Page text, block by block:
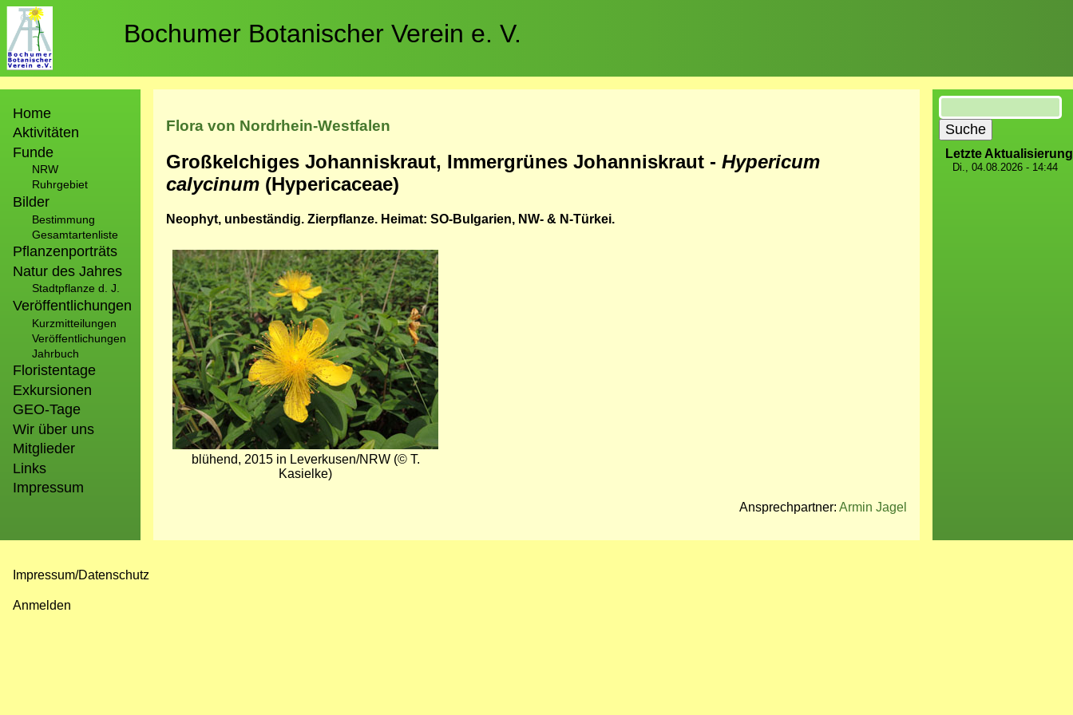
Direkt
zum
Inhalt
Bochumer Botanischer Verein e. V.
Home
Aktivitäten
Funde
NRW
Ruhrgebiet
Bilder
Bestimmung
Gesamtartenliste
Pflanzenporträts
Natur des Jahres
Stadtpflanze d. J.
Veröffentlichungen
Kurzmitteilungen
Veröffentlichungen
Jahrbuch
Floristentage
Exkursionen
GEO-Tage
Wir über uns
Mitglieder
Links
Impressum
Flora von Nordrhein-Westfalen
Großkelchiges Johanniskraut, Immergrünes Johanniskraut - Hypericum
calycinum (Hypericaceae)
Neophyt, unbeständig. Zierpflanze. Heimat: SO-Bulgarien, NW- & N-Türkei.
Bild
blühend, 2015 in Leverkusen/NRW (© T.
Kasielke)
Ansprechpartner: Armin Jagel
Suche
Letzte Aktualisierung
Di., 04.08.2026 - 14:44
Impressum/Datenschutz
Anmelden